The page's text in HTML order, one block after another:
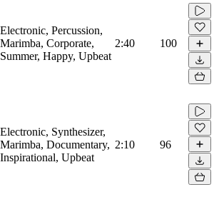
Electronic, Percussion,
Marimba, Corporate,
Summer, Happy, Upbeat
2:40 100
Electronic, Synthesizer,
Marimba, Documentary,
Inspirational, Upbeat
2:10 96